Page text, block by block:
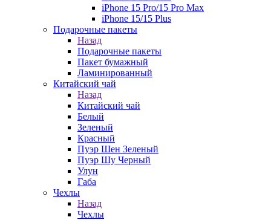
iPhone 15 Pro/15 Pro Max
iPhone 15/15 Plus
Подарочные пакеты
Назад
Подарочные пакеты
Пакет бумажный
Ламинированный
Китайский чай
Назад
Китайский чай
Белый
Зеленый
Красный
Пуэр Шен Зеленый
Пуэр Шу Черный
Улун
Габа
Чехлы
Назад
Чехлы